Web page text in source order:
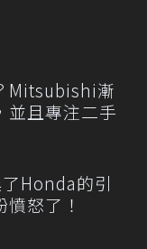
Mitsubishi漸
並且專注二手
Honda的引
怒了！